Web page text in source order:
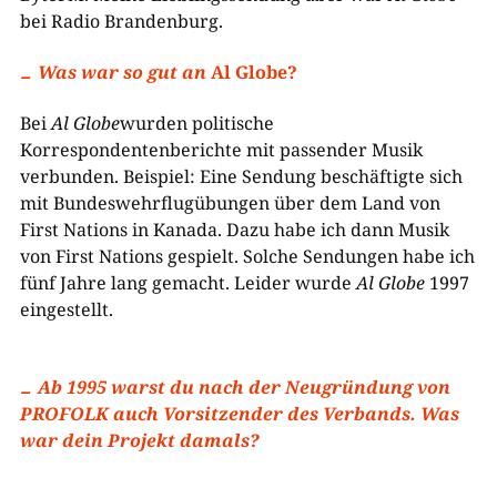
bei Radio Brandenburg.
Was war so gut anAl Globe?
BeiAl Globewurden politische
Korrespondentenberichte mit passender Musik
verbunden. Beispiel: Eine Sendung beschäftigte sich
mit Bundeswehrflugübungen über dem Land von
First Nations in Kanada. Dazu habe ich dann Musik
von First Nations gespielt. Solche Sendungen habe ich
fünf Jahre lang gemacht. Leider wurdeAl Globe1997
eingestellt.
Ab 1995 warst du nach der Neugründung von
PROFOLK auch Vorsitzender des Verbands. Was
war dein Projekt damals?